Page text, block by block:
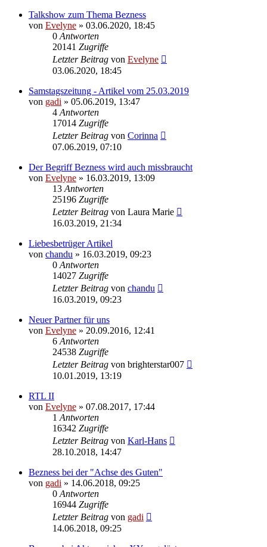
Talkshow zum Thema Bezness
von Evelyne » 03.06.2020, 18:45
0 Antworten
20141 Zugriffe
Letzter Beitrag von Evelyne
03.06.2020, 18:45
Samstagszeitung - Artikel vom 25.03.2019
von gadi » 05.06.2019, 13:47
4 Antworten
17014 Zugriffe
Letzter Beitrag von Corinna
07.06.2019, 07:10
Der Begriff Bezness wird auch missbraucht
von Evelyne » 16.03.2019, 13:09
13 Antworten
25196 Zugriffe
Letzter Beitrag von Laura Marie
16.03.2019, 21:34
Liebesbetrüger Artikel
von chandu » 16.03.2019, 09:23
0 Antworten
14027 Zugriffe
Letzter Beitrag von chandu
16.03.2019, 09:23
Neuer Partner für uns
von Evelyne » 20.09.2016, 12:41
6 Antworten
24538 Zugriffe
Letzter Beitrag von brighterstar007
10.01.2019, 13:19
RTL II
von Evelyne » 07.08.2017, 17:44
1 Antworten
16342 Zugriffe
Letzter Beitrag von Karl-Hans
28.10.2018, 14:47
Bezness bei der "Achse des Guten"
von gadi » 14.06.2018, 09:25
0 Antworten
16944 Zugriffe
Letzter Beitrag von gadi
14.06.2018, 09:25